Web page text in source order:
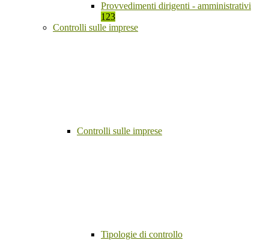
Provvedimenti dirigenti - amministrativi
123
Controlli sulle imprese
Controlli sulle imprese
Tipologie di controllo